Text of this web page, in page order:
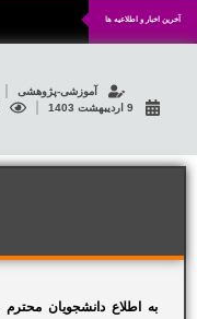
آخرین اخبار و اطلاعیه ها
آموزشی-پژوهشی
9 اردیبهشت 1403